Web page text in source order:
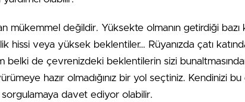
mükemmel değildir. Yüksekte olmanın getirdiği bazı
hissi veya yüksek beklentiler… Rüyanızda çatı
belki de çevrenizdeki beklentilerin sizi
hazır olmadığınız bir yol seçtiniz. Kendinizi
sorgulamaya davet ediyor olabilir.